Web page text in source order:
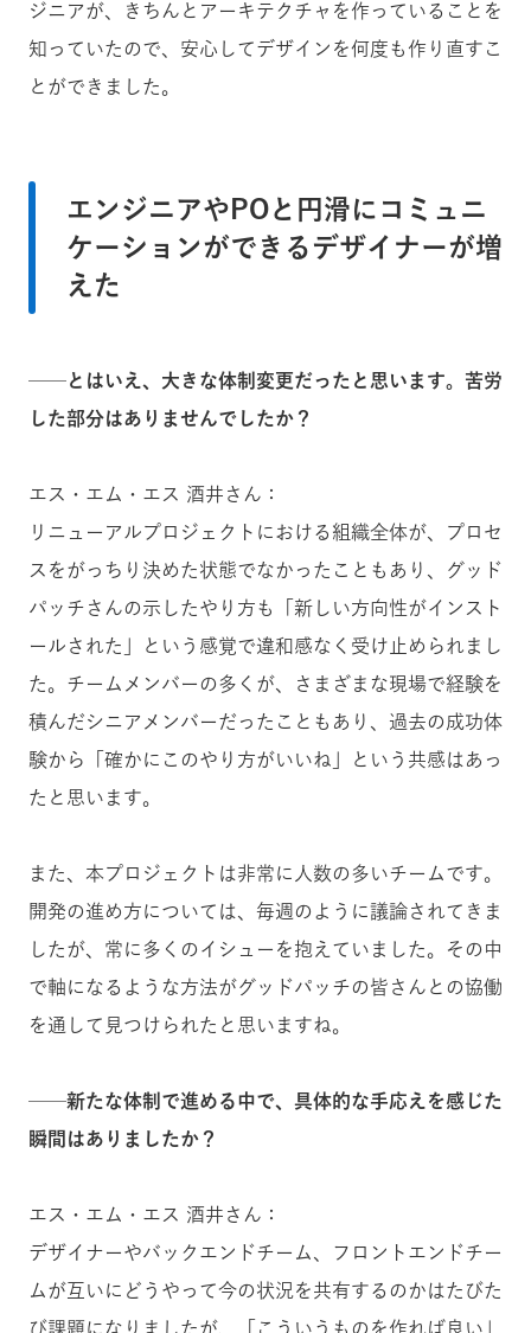
ジニアが、きちんとアーキテクチャを作っていることを
知っていたので、安心してデザインを何度も作り直すこ
とができました。
エンジニアやPOと円滑にコミュニ
ケーションができるデザイナーが増
えた
──とはいえ、大きな体制変更だったと思います。苦労
した部分はありませんでしたか？
エス・エム・エス 酒井さん：
リニューアルプロジェクトにおける組織全体が、プロセ
スをがっちり決めた状態でなかったこともあり、グッド
パッチさんの示したやり方も「新しい方向性がインスト
ールされた」という感覚で違和感なく受け止められまし
た。チームメンバーの多くが、さまざまな現場で経験を
積んだシニアメンバーだったこともあり、過去の成功体
験から「確かにこのやり方がいいね」という共感はあっ
たと思います。
また、本プロジェクトは非常に人数の多いチームです。
開発の進め方については、毎週のように議論されてきま
したが、常に多くのイシューを抱えていました。その中
で軸になるような方法がグッドパッチの皆さんとの協働
を通して見つけられたと思いますね。
──新たな体制で進める中で、具体的な手応えを感じた
瞬間はありましたか？
エス・エム・エス 酒井さん：
デザイナーやバックエンドチーム、フロントエンドチー
ムが互いにどうやって今の状況を共有するのかはたびた
び課題になりましたが、「こういうものを作れば良い」